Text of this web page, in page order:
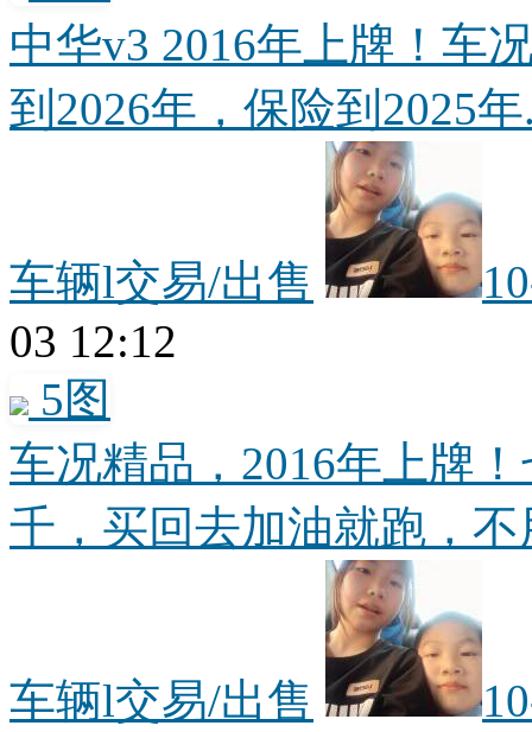
中华v3 2016年上牌！车
到2026年，保险到2025
车辆l交易/出售
03 12:12
5图
车况精品，2016年上牌
千，买回去加油就跑，不
车辆l交易/出售